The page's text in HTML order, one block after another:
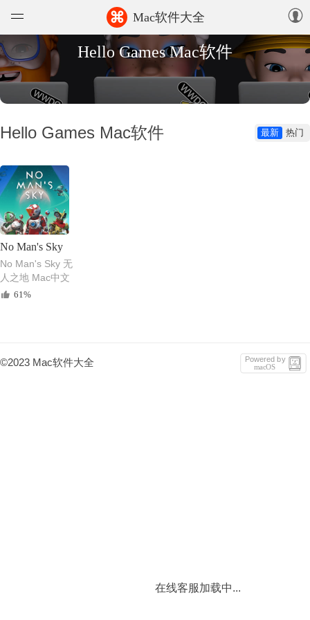
⌘ Mac软件大全
软件
游戏
论坛
上传
Hello Games Mac软件
Hello Games Mac软件 最新 热门
No Man's Sky
No Man's Sky 无
人之地 Mac中文
版 开放世界太空
61%
©2023 Mac软件大全
Powered by
macOS
在线客服加载中...